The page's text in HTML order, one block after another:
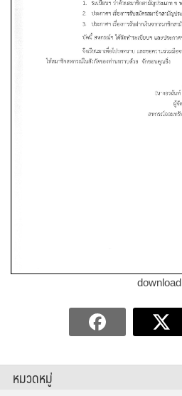
download
หมวดหมู่